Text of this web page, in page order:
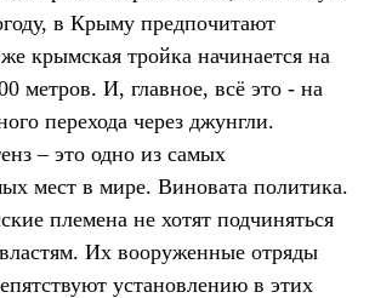
в Крыму предпочитают
крымская тройка начинается на
метров. И, главное, всё это - на
перехода через джунгли.
– это одно из самых
мест в мире. Виновата политика.
племена не хотят подчиняться
Их вооруженные отряды
установлению в этих